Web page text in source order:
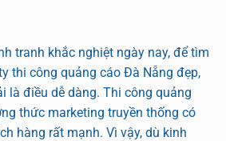
tranh khắc nghiệt ngày nay, để tìm
thi công quảng cáo Đà Nẵng đẹp,
là điều dễ dàng. Thi công quảng
thức marketing truyền thống có
hàng rất mạnh. Vì vậy, dù kinh